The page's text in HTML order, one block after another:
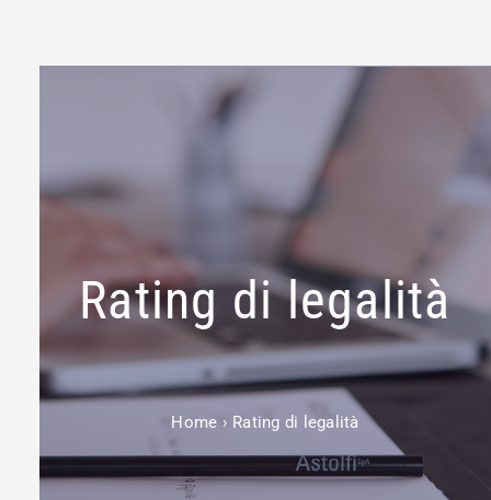
Rating di legalità
Home › Rating di legalità